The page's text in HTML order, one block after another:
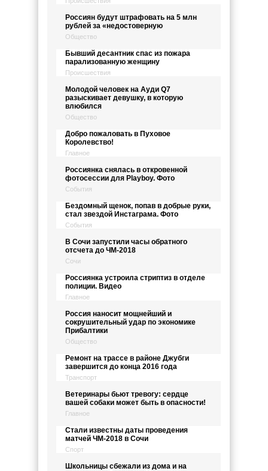
Россиян будут штрафовать на 5 млн
рублей за «недостоверную
Общество
Бывший десантник спас из пожара
парализованную женщину
Происшествия
Молодой человек на Ауди Q7
разыскивает девушку, в которую
влюбился
Общество
Добро пожаловать в Пуховое
Королевство!
Главное
Россиянка снялась в откровенной
фотосессии для Playboy. Фото
События
Бездомный щенок, попав в добрые руки,
стал звездой Инстаграма. Фото
События
В Сочи запустили часы обратного
отсчета до ЧМ-2018
Сочи
Россиянка устроила стриптиз в отделе
полиции. Видео
Главное
Россия наносит мощнейший и
сокрушительный удар по экономике
Прибалтики
Общество
Ремонт на трассе в районе Джубги
завершится до конца 2016 года
Транспорт
Ветеринары бьют тревогу: сердце
вашей собаки может быть в опасности!
Главное
Стали известны даты проведения
матчей ЧМ-2018 в Сочи
Спорт
Школьницы сбежали из дома и на